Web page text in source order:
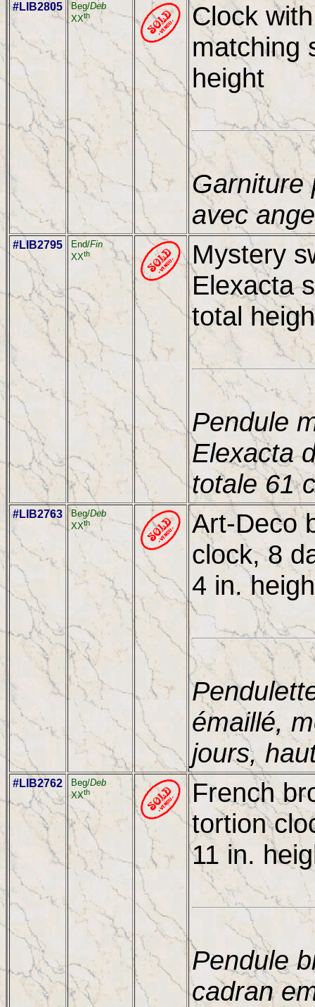
#LIB2805 Beg/Deb
XXth
Clock
matching
height
Garniture
avec
#LIB2795 End/Fin
XXth
Mystery
Elexacta
total
Pendule
Elexacta
totale 61
#LIB2763 Beg/Deb
XXth
Art-Deco
clock, 8
4 in.
émaillé,
jours,
#LIB2762 Beg/Deb
XXth
French
tortion
11 in.
Pendule
cadran